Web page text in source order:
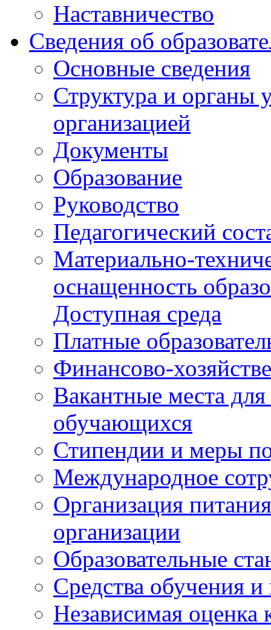
Наставничество
Сведения об
Основные сведения
Структура и органы
организацией
Документы
Образование
Руководство
Педагогический
Материально-
оснащенность
Доступная среда
Платные
Финансово-
Вакантные места
обучающихся
Стипендии и меры
Международное
Организация
организации
Образовательные
Средства обучения и
Независимая оценка